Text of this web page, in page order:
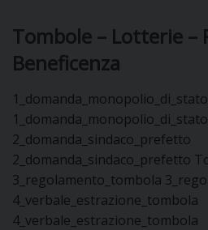
Tombole – Lotterie –
Beneficenza
1_domanda_monopolio_di_stato
1_domanda_monopolio_di_stato
2_domanda_sindaco_prefetto
2_domanda_sindaco_prefetto
3_regolamento_tombola
4_verbale_estrazione_tombola
4_verbale_estrazione_tombola